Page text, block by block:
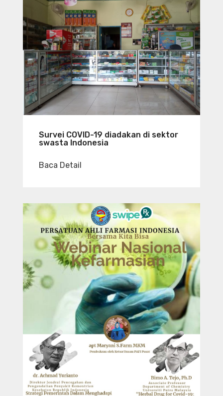
Survei COVID-19 diadakan di sektor
swasta Indonesia
Baca Detail